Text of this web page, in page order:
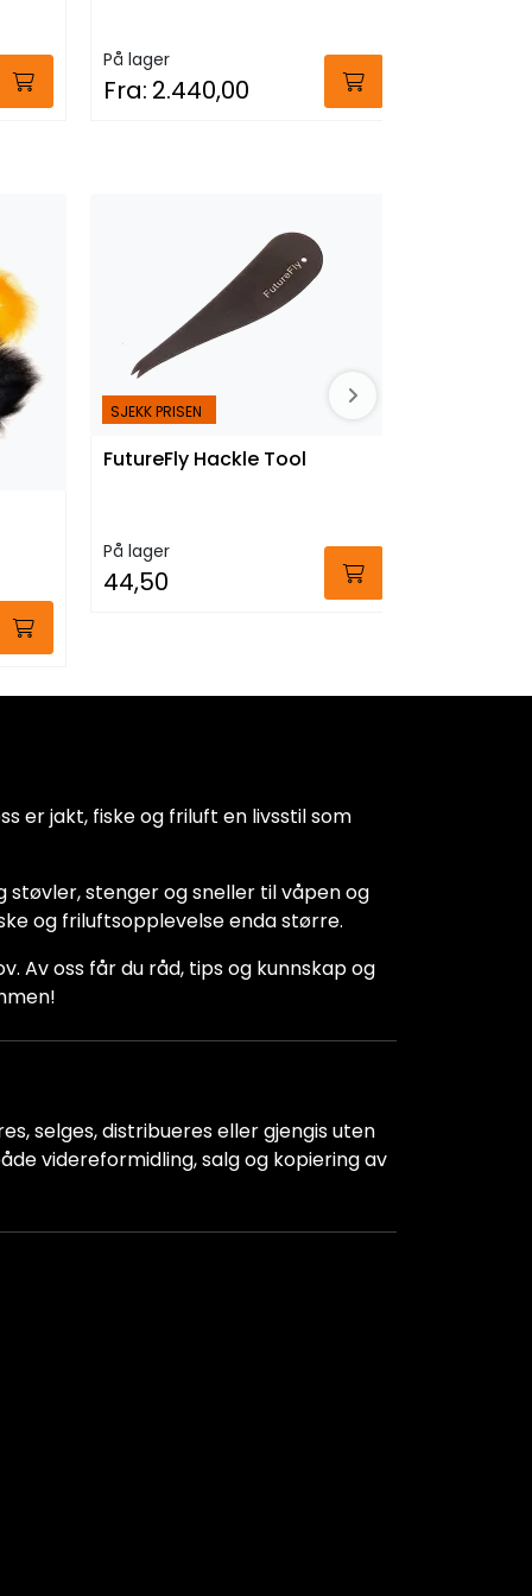
På lager
Fra: 2.440,00
SJEKK PRISEN
FutureFly Hackle Tool
På lager
44,50
er jakt, fiske og friluft en livsstil som
stenger og sneller til våpen og
og friluftsopplevelse enda større.
Av oss får du råd, tips og kunnskap og
selges, distribueres eller gjengis uten
videreformidling, salg og kopiering av